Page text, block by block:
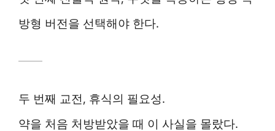
방형 버전을 선택해야 한다.
두 번째 교전, 휴식의 필요성.
약을 처음 처방받았을 때 이 사실을 몰랐다.